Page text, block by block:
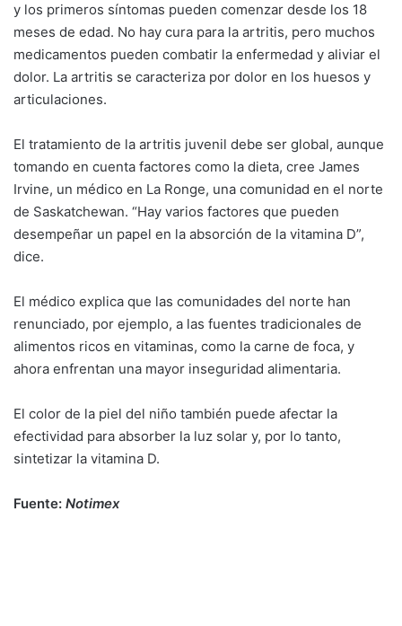
y los primeros síntomas pueden comenzar desde los 18
meses de edad. No hay cura para la artritis, pero muchos
medicamentos pueden combatir la enfermedad y aliviar el
dolor. La artritis se caracteriza por dolor en los huesos y
articulaciones.
El tratamiento de la artritis juvenil debe ser global, aunque
tomando en cuenta factores como la dieta, cree James
Irvine, un médico en La Ronge, una comunidad en el norte
de Saskatchewan. “Hay varios factores que pueden
desempeñar un papel en la absorción de la vitamina D”,
dice.
El médico explica que las comunidades del norte han
renunciado, por ejemplo, a las fuentes tradicionales de
alimentos ricos en vitaminas, como la carne de foca, y
ahora enfrentan una mayor inseguridad alimentaria.
El color de la piel del niño también puede afectar la
efectividad para absorber la luz solar y, por lo tanto,
sintetizar la vitamina D.
Fuente: Notimex